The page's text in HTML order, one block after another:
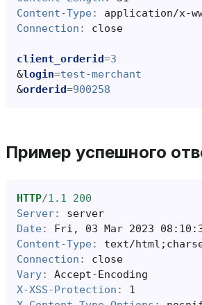
Content-Type:
application/x-
Connection : close
client_orderid=3
&login=test-merchant
&orderid=900258
Пример успешного
HTTP/1.1
200
Server:
server
Date:
Fri, 03 Mar 2023
Content-Type:
text/
Connection :
close
Vary:
Accept-Encoding
X-XSS-Protection :
1